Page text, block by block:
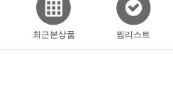
최근본상품 찜리스트